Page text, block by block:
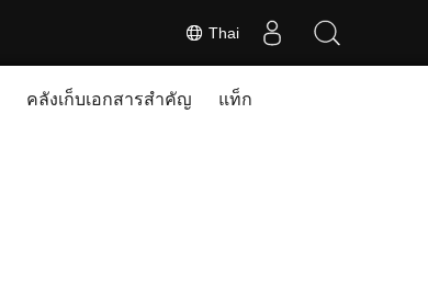
Thai
คลังเก็บเอกสารสำคัญ แท็ก